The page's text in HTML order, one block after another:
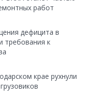
работ
дефицита в
требования к
крае рухнули